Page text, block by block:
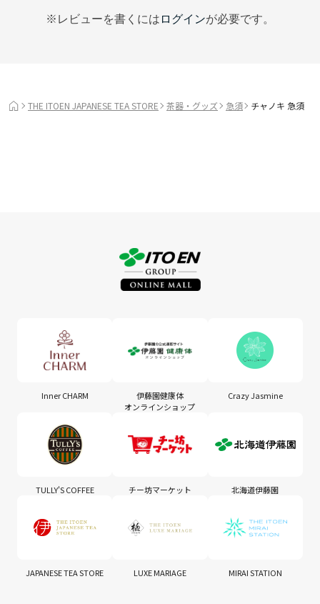
※レビューを書くには ログインが必要です。
THE ITOEN JAPANESE TEA STORE 茶器・グッズ 急須 チャノキ 急須
Inner CHARM
伊藤園健康体
オンラインショップ
Crazy Jasmine
TULLY'S COFFEE チー坊マーケット 北海道伊藤園
JAPANESE TEA STORE LUXE MARIAGE MIRAI STATION